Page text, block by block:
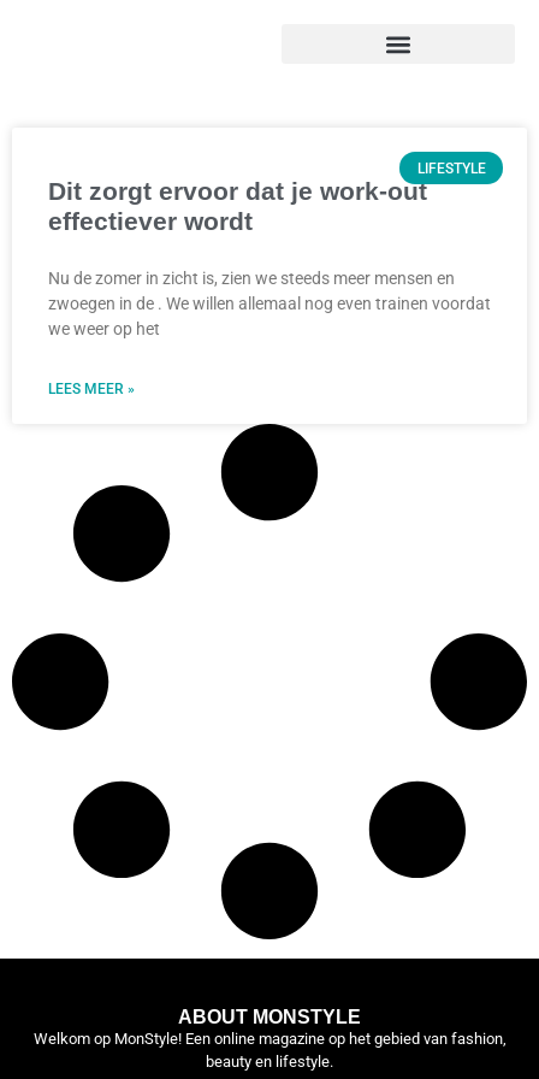
LIFESTYLE
Dit zorgt ervoor dat je work-out
effectiever wordt
Nu de zomer in zicht is, zien we steeds meer mensen en
zwoegen in de . We willen allemaal nog even trainen voordat
we weer op het
LEES MEER »
ABOUT MONSTYLE
Welkom op MonStyle! Een online magazine op het gebied van fashion,
beauty en lifestyle.